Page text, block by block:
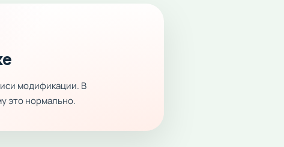
модификации. В
это нормально.